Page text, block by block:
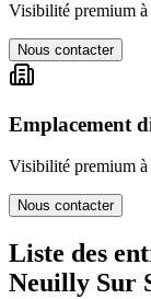
Visibilité premium à
Nous contacter
Emplacement
Visibilité premium à
Nous contacter
Liste des
Neuilly Sur